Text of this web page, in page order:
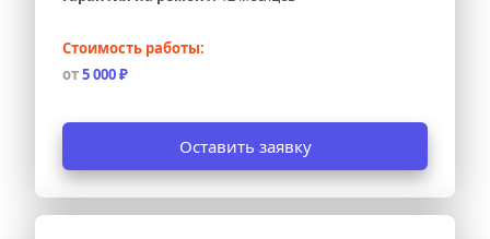
Стоимость работы:
от 5 000 ₽
Оставить заявку